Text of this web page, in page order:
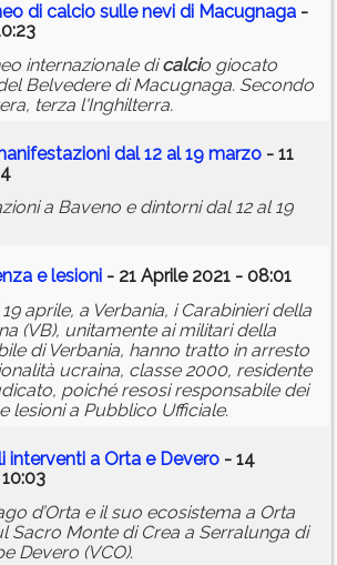
di calcio sulle nevi di Macugnaga -
internazionale dicalcio giocato
Belvedere di Macugnaga. Secondo
terza l'Inghilterra.
dal 12 al 19 marzo - 11
a Baveno e dintorni dal 12 al 19
e lesioni - 21 Aprile 2021 - 08:01
aprile, a Verbania, i Carabinieri della
(VB), unitamente ai militari della
di Verbania, hanno tratto in arresto
ucraina, classe 2000, residente
poiché resosi responsabile dei
lesioni a Pubblico Ufficiale.
interventi a Orta e Devero - 14
d’Orta e il suo ecosistema a Orta
Sacro Monte di Crea a Serralunga di
Devero (VCO).